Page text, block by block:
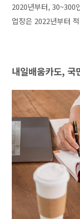
2020년부터, 30~300
업장은 2022년부터
내일배움카도, 국